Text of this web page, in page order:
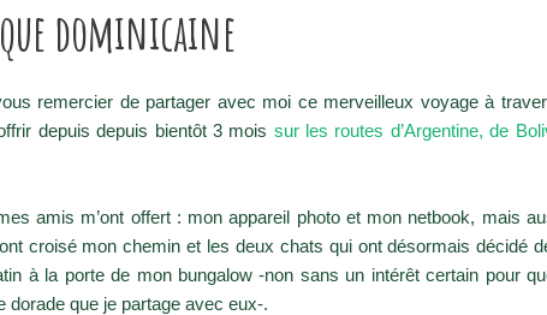
dominicaine
remercier de partager avec moi ce merveilleux voyage à
depuis depuis bientôt 3 mois sur les routes d’Argentine, de
amis m’ont offert : mon appareil photo et mon netbook, mais
croisé mon cheminet les deux chats qui ont désormais décidé
à la porte de mon bungalow -non sans un intérêt certain pour
dorade que je partage avec eux-.